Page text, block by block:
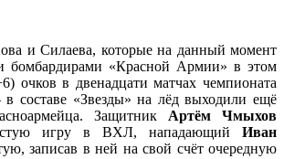
и Силаева, которые на данный момент
бомбардирами «Красной Армии» в этом
очков в двенадцати матчах чемпионата
составе «Звезды» на лёд выходили ещё
Защитник Артём Чмыхов
игру в ВХЛ, нападающий Иван
записав в ней на свой счёт очередную